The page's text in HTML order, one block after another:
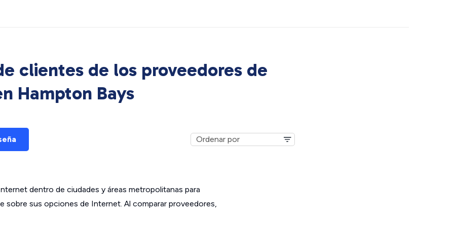
clientes de los proveedores de
Hampton Bays
dentro de ciudades y áreas metropolitanas para
sobre sus opciones de Internet. Al comparar proveedores,